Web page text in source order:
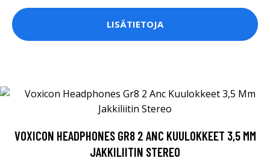
LISÄTIETOJA
VOXICON HEADPHONES GR8 2 ANC KUULOKKEET 3,5 MM
JAKKILIITIN STEREO